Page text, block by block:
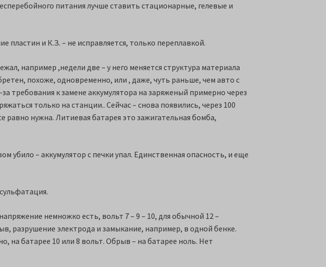
питания лучше ставить стационарные, гелевые и
пластин и К.З. – не исправляется, только переплавкой.
например ,недели две – у него меняется структура материала
похоже, одновременно, или , даже, чуть раньше, чем авто с
требования к замене аккумулятора на заряженый примерно через
только на станции.. Сейчас – снова появились, через 100
равно нужна. Литиевая батарея это зажигательная бомба,
убило – аккумулятор с печки упал. Единственная опасность, и еще
немножко есть, вольт 7 – 9 – 10, для обычной 12 –
разрушение электрода и замыкание, например, в одной бенке.
на батарее 10 или 8 вольт. Обрыв – на батарее ноль. Нет